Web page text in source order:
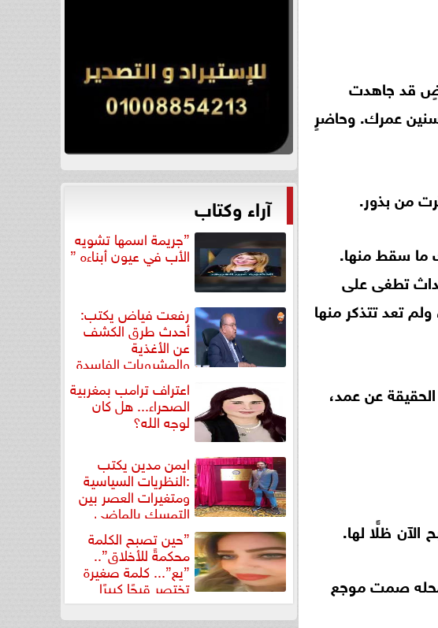
قد جاهدت
عمرك. وحاضرٍ
من بذور.
ما سقط منها.
تطغى على
تعد تتذكر منها
عن عمد،
ظلًّا لها.
محله صمت موجع
آراء وكتاب
”جريمة اسمها تشويه
الأب في عيون أبناءه ”
رفعت فياض يكتب:
أحدث طرق الكشف
عن الأغذية
والمشروبات الفاسدة
اعتراف ترامب بمغربية
الصحراء... هل كان
لوجه الله؟
ايمن مدين يكتب
:النظريات السياسية
ومتغيرات العصر بين
التمسك بالماضي
ومواجهة تحديات...”حين تصبح الكلمة
محكمةً للأخلاق”..
”يع”... كلمة صغيرة
تختصر قبحًا كبيرًا